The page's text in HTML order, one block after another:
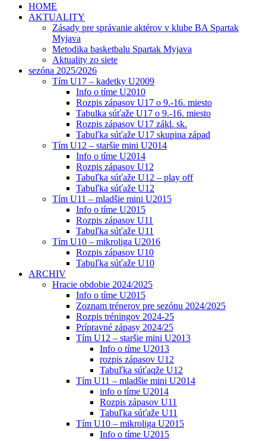
HOME
AKTUALITY
Zásady pre správanie aktérov v klube BA Spartak
Myjava
Metodika basketbalu Spartak Myjava
Aktuality zo siete
sezóna 2025/2026
Tím U17 – kadetky U2009
Info o tíme U2010
Rozpis zápasov U17 o 9.-16. miesto
Tabulka súťaže U17 o 9.-16. miesto
Rozpis zápasov U17 zákl. sk.
Tabuľka súťaže U17 skupina západ
Tím U12 – staršie mini U2014
Info o tíme U2014
Rozpis zápasov U12
Tabuľka súťaže U12 – play off
Tabuľka súťaže U12
Tím U11 – mladšie mini U2015
Info o tíme U2015
Rozpis zápasov U11
Tabuľka súťaže U11
Tím U10 – mikroliga U2016
Rozpis zápasov U10
Tabuľka súťaže U10
ARCHIV
Hracie obdobie 2024/2025
Info o tíme U2015
Zoznam trénerov pre sezónu 2024/2025
Rozpis tréningov 2024-25
Prípravné zápasy 2024/25
Tím U12 – staršie mini U2013
Info o tíme U2013
rozpis zápasov U12
Tabuľka súťaqže U12
Tím U11 – mladšie mini U2014
info o tíme U2014
Rozpis zápasov U11
Tabuľka súťaže U11
Tím U10 – mikroliga U2015
Info o tíme U2015